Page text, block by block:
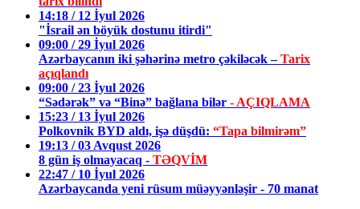
14:18 / 12 İyul 2026
"İsrail ən böyük dostunu itirdi"
09:00 / 29 İyul 2026
Azərbaycanın iki şəhərinə metro çəkiləcək –Tarix
açıqlandı
09:00 / 23 İyul 2026
“Sədərək” və “Binə” bağlana bilər - AÇIQLAMA
15:23 / 13 İyul 2026
Polkovnik BYD aldı, işə düşdü: “Tapa bilmirəm”
19:13 / 03 Avqust 2026
8 gün iş olmayacaq - TƏQVİM
22:47 / 10 İyul 2026
Azərbaycanda yeni rüsum müəyyənləşir - 70 manat